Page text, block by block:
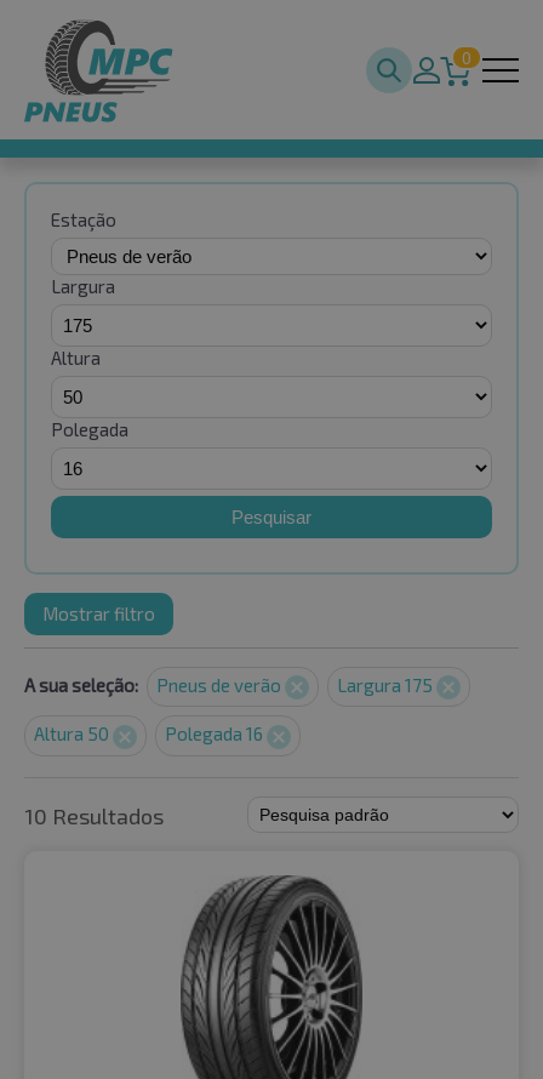
0
Estação
Largura
Altura
Polegada
Pesquisar
Mostrar filtro
A sua seleção: Pneus de verão Largura 175
Altura 50 Polegada 16
10 Resultados